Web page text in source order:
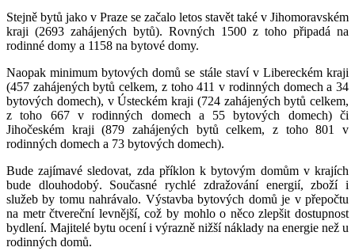
Stejně bytů jako v Praze se začalo letos stavět také v Jihomoravském
kraji (2693 zahájených bytů). Rovných 1500 z toho připadá na
rodinné domy a 1158 na bytové domy.
Naopak minimum bytových domů se stále staví v Libereckém kraji
(457 zahájených bytů celkem, z toho 411 v rodinných domech a 34
bytových domech), v Ústeckém kraji (724 zahájených bytů celkem,
z toho 667 v rodinných domech a 55 bytových domech) či
Jihočeském kraji (879 zahájených bytů celkem, z toho 801 v
rodinných domech a 73 bytových domech).
Bude zajímavé sledovat, zda příklon k bytovým domům v krajích
bude dlouhodobý. Současné rychlé zdražování energií, zboží i
služeb by tomu nahrávalo. Výstavba bytových domů je v přepočtu
na metr čtvereční levnější, což by mohlo o něco zlepšit dostupnost
bydlení. Majitelé bytu ocení i výrazně nižší náklady na energie než u
rodinných domů.